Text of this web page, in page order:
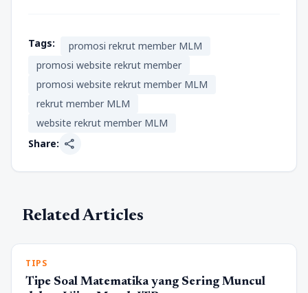
Tags:
promosi rekrut member MLM
promosi website rekrut member
promosi website rekrut member MLM
rekrut member MLM
website rekrut member MLM
Share: share
Related Articles
TIPS
Tipe Soal Matematika yang Sering Muncul